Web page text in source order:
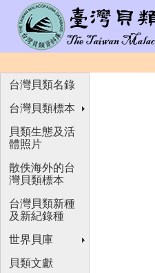
台灣貝類名錄
台灣貝類標本
貝類生態及活
體照片
散佚海外的台
灣貝類標本
台灣貝類新種
及新紀錄種
世界貝庫
貝類文獻